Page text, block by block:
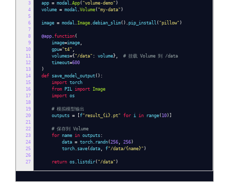
3
4
5
6
7
8
9
10
11
12
13
14
15
16
17
18
19
20
21
22
23
24
25
26
27
app = modal .App ( "volume-demo" )
volume = modal .Volume ( "my-data" )
image = modal . Image .debian_slim ().pip_install ( "pillow" )
@app .function (
image=image ,
gpu="t4" ,
volumes={"/data" : volume},
# 挂载 Volume 到 /data
timeout=600
)
def save_model_output ():
import torch
from PIL import Image
import os
# 模拟模型输出
outputs = [f"result_{i}.pt" for i in range ( 10)]
# 保存到 Volume
for name in outputs :
data = torch . randn (256 , 256)
torch . save (data , f"/data/{name}" )
return os . listdir ( "/data" )